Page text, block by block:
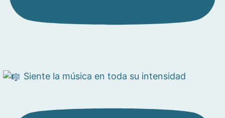
Siente la música en toda su intensidad